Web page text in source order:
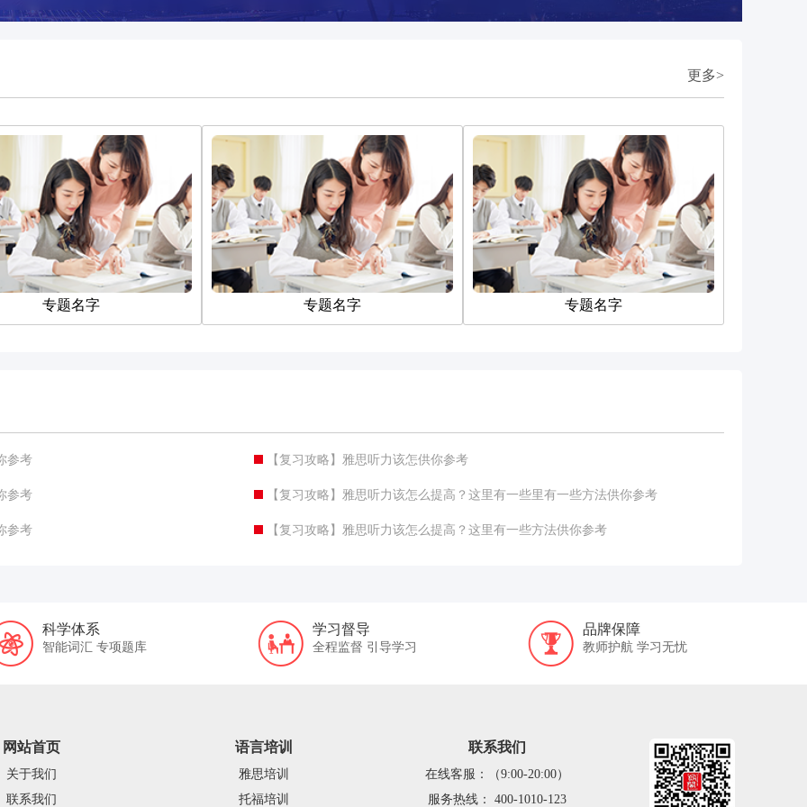
更多>
专题名字 专题名字 专题名字
参考 【复习攻略】雅思听力该怎供你参考
参考 【复习攻略】雅思听力该怎么提高？这里有一些里有一些方法供你参考
参考 【复习攻略】雅思听力该怎么提高？这里有一些方法供你参考
科学体系
智能词汇 专项题库
学习督导
全程监督 引导学习
品牌保障
教师护航 学习无忧
网站首页
关于我们
联系我们
语言培训
雅思培训
托福培训
联系我们
在线客服：（9:00-20:00）
服务热线： 400-1010-123